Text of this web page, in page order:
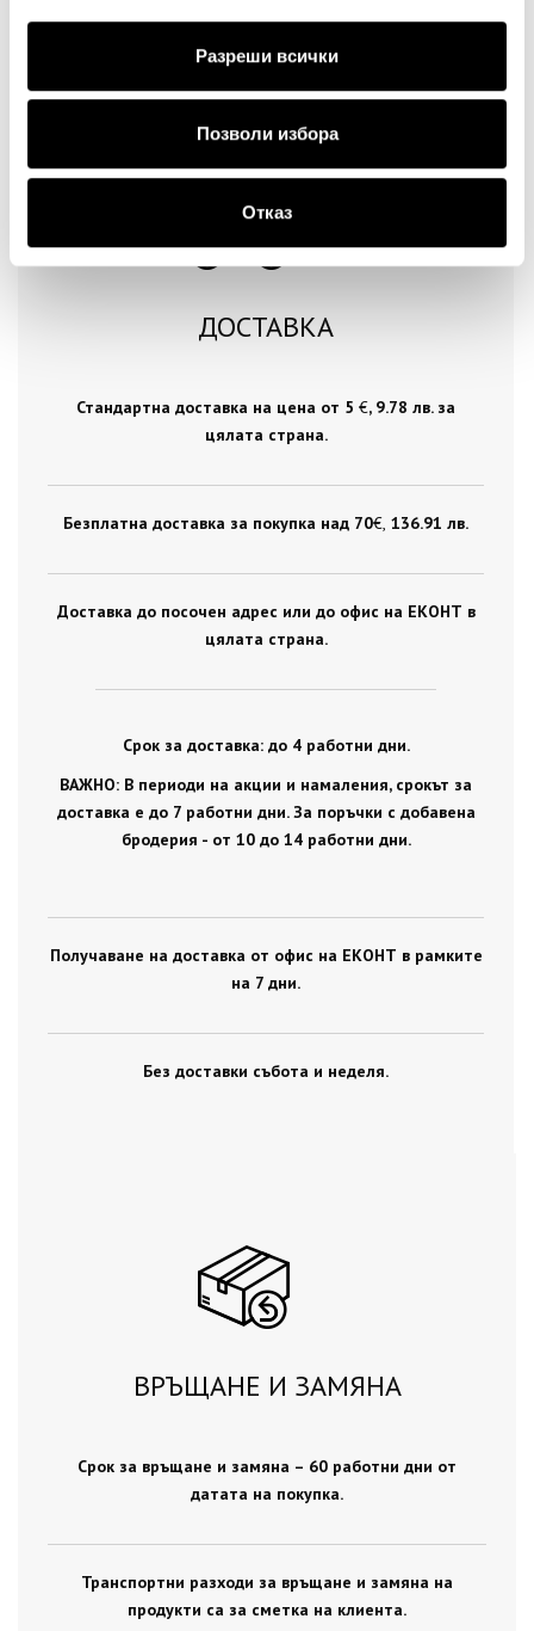
Разреши всички
Позволи избора
Отказ
Продължи
ДОСТАВКА
Стандартна доставка на цена от 5 €, 9.78 лв. за
цялата страна.
Безплатна доставка за покупка над 70€ , 136.91 лв.
Доставка до посочен адрес или до офис на ЕКОНТ в
цялата страна.
Срок за доставка: до 4 работни дни.
ВАЖНО: В периоди на акции и намаления, срокът за
доставка е до 7 работни дни. За поръчки с добавена
бродерия - от 10 до 14 работни дни.
Получаване на доставка от офис на ЕКОНТ в рамките
на 7 дни.
Без доставки събота и неделя.
ВРЪЩАНЕ И ЗАМЯНА
Срок за връщане и замяна – 60 работни дни от
датата на покупка.
Транспортни разходи за връщане и замяна на
продукти са за сметка на клиента.